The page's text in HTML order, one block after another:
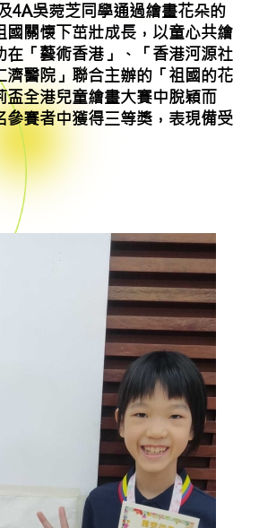
4A吳菀芝同學通過繪畫花朵的
國關懷下茁壯成長，以童心共繪
在「藝術香港」、「香港河源社
濟醫院」聯合主辦的「祖國的花
盃全港兒童繪畫大賽中脫穎而
參賽者中獲得三等獎，表現備受